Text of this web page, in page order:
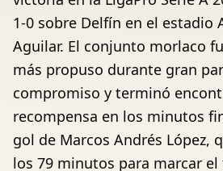
1-0 sobre Delfín en el estadio
Aguilar. El conjunto morlaco
más propuso durante gran
compromiso y terminó
recompensa en los minutos
gol de Marcos Andrés López,
los 79 minutos para marcar